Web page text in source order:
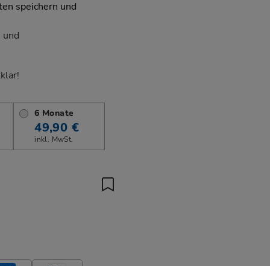
speichern und
6 Monate
49,90 €
inkl. MwSt.